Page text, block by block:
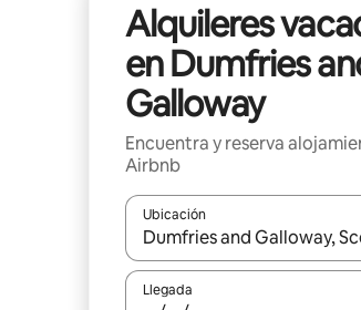
Alquileres
en Dumfries
Galloway
Encuentra y reserva
Airbnb
Ubicación
Cuando los resultados estén
Llegada